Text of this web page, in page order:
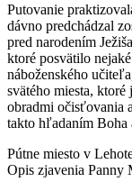
Putovanie
dávno predchádzal
pred narodením
ktoré posvätilo
náboženského
svätého miesta,
obradmi očisťovania
takto hľadaním Boha
Pútne miesto v
Opis zjavenia Panny